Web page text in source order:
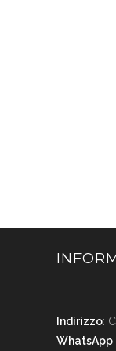
Indirizzo:
WhatsApp